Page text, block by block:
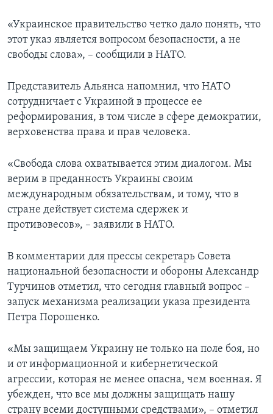
«Украинское правительство четко дало понять, что
этот указ является вопросом безопасности, а не
свободы слова», – сообщили в НАТО.
Представитель Альянса напомнил, что НАТО
сотрудничает с Украиной в процессе ее
реформирования, в том числе в сфере демократии,
верховенства права и прав человека.
«Свобода слова охватывается этим диалогом. Мы
верим в преданность Украины своим
международным обязательствам, и тому, что в
стране действует система сдержек и
противовесов», – заявили в НАТО.
В комментарии для прессы секретарь Совета
национальной безопасности и обороны Александр
Турчинов отметил, что сегодня главный вопрос –
запуск механизма реализации указа президента
Петра Порошенко.
«Мы защищаем Украину не только на поле боя, но
и от информационной и кибернетической
агрессии, которая не менее опасна, чем военная. Я
убежден, что все мы должны защищать нашу
страну всеми доступными средствами», – отметил